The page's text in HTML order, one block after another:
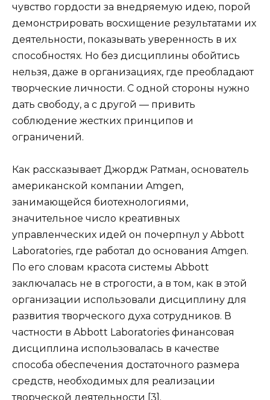
чувство гордости за внедряемую идею, порой
демонстрировать восхищение результатами их
деятельности, показывать уверенность в их
способностях. Но без дисциплины обойтись
нельзя, даже в организациях, где преобладают
творческие личности. С одной стороны нужно
дать свободу, а с другой — привить
соблюдение жестких принципов и
ограничений.
Как рассказывает Джордж Ратман, основатель
американской компании Amgen,
занимающейся биотехнологиями,
значительное число креативных
управленческих идей он почерпнул у Abbott
Laboratories, где работал до основания Amgen.
По его словам красота системы Abbott
заключалась не в строгости, а в том, как в этой
организации использовали дисциплину для
развития творческого духа сотрудников. В
частности в Abbott Laboratories финансовая
дисциплина использовалась в качестве
способа обеспечения достаточного размера
средств, необходимых для реализации
творческой деятельности [3].